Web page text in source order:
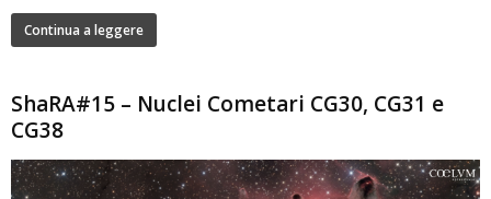
Continua a leggere
ShaRA#15 – Nuclei Cometari CG30, CG31 e
CG38